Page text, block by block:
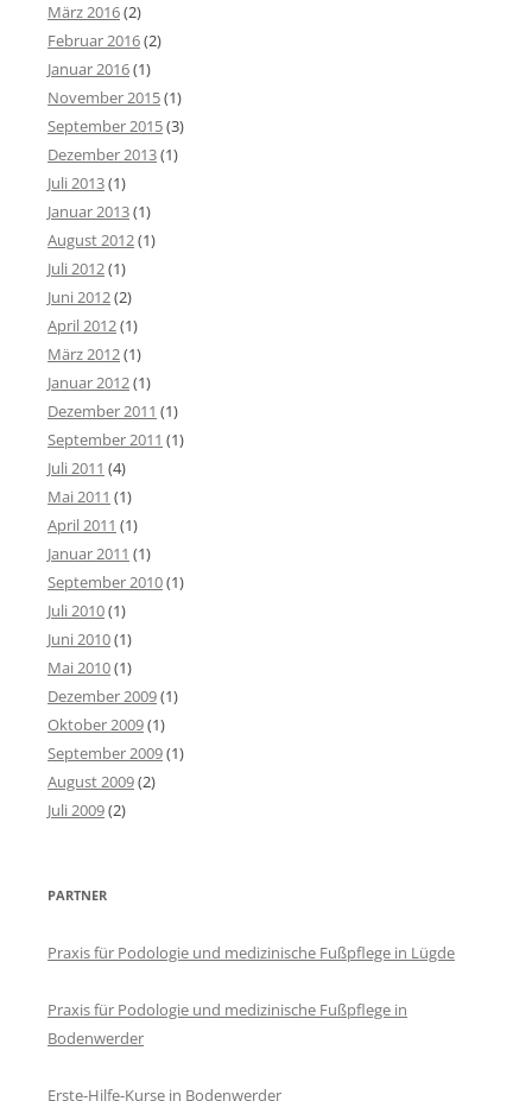
März 2016(2)
Februar 2016(2)
Januar 2016(1)
November 2015(1)
September 2015(3)
Dezember 2013(1)
Juli 2013(1)
Januar 2013(1)
August 2012(1)
Juli 2012(1)
Juni 2012(2)
April 2012(1)
März 2012(1)
Januar 2012(1)
Dezember 2011 (1)
September 2011 (1)
Juli 2011 (4)
Mai 2011 (1)
April 2011 (1)
Januar 2011 (1)
September 2010(1)
Juli 2010(1)
Juni 2010(1)
Mai 2010(1)
Dezember 2009(1)
Oktober 2009(1)
September 2009(1)
August 2009(2)
Juli 2009(2)
PARTNER
Praxis für Podologie und medizinische Fußpflege in Lügde
Praxis für Podologie und medizinische Fußpflege in
Bodenwerder
Erste-Hilfe-Kurse in Bodenwerder